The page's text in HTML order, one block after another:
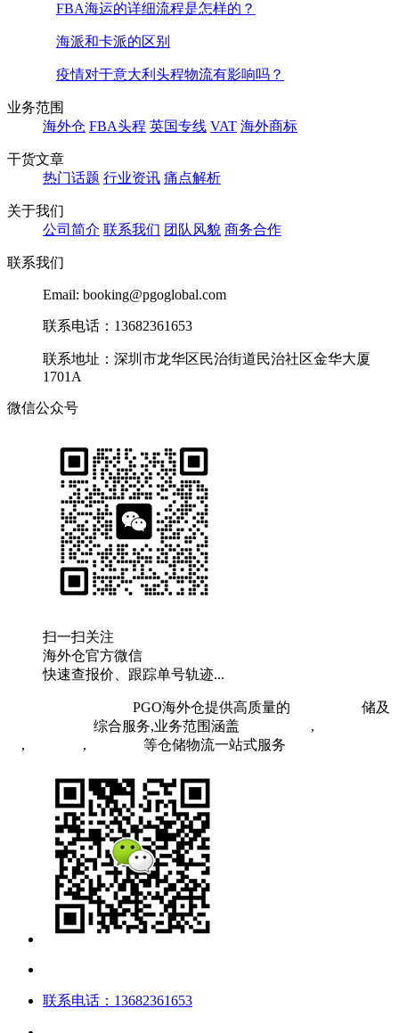
FBA海运的详细流程是怎样的？
海派和卡派的区别
疫情对于意大利头程物流有影响吗？
业务范围
海外仓 FBA头程 英国专线 VAT 海外商标
干货文章
热门话题 行业资讯 痛点解析
关于我们
公司简介 联系我们 团队风貌 商务合作
联系我们
Email: booking@pgoglobal.com
联系电话：13682361653
联系地址：深圳市龙华区民治街道民治社区金华大厦
1701A
微信公众号
扫一扫关注
海外仓官方微信
快速查报价、跟踪单号轨迹...
PGO海外仓提供高质量的
储及
综合服务,业务范围涵盖 ,
, , 等仓储物流一站式服务
联系电话：13682361653